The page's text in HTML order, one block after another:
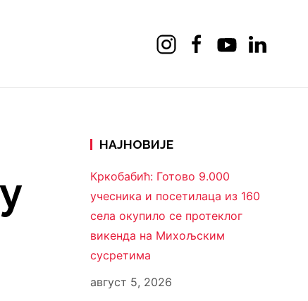
НАЈНОВИЈЕ
Кркобабић: Готово 9.000
учесника и посетилаца из 160
села окупило се протеклог
викенда на Михољским
сусретима
август 5, 2026